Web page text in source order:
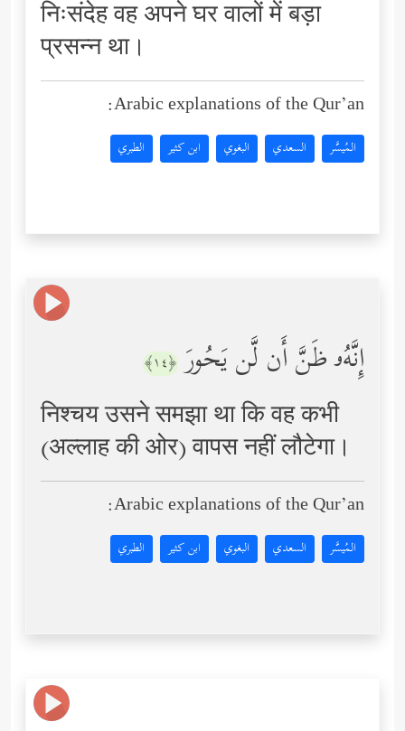
निःसंदेह वह अपने घर वालों में बड़ा
प्रसन्न था।
Arabic explanations of the Qur’an:
المُيسَّر السعدي البغوي ابن كثير الطبري
إِنَّهُۥ ظَنَّ أَن لَّن یَحُورَ ﴿١٤﴾
निश्चय उसने समझा था कि वह कभी
(अल्लाह की ओर) वापस नहीं लौटेगा।
Arabic explanations of the Qur’an:
المُيسَّر السعدي البغوي ابن كثير الطبري